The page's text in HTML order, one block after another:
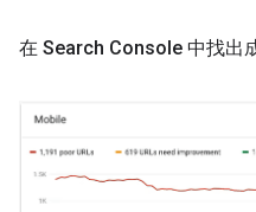
在 Search Console 中找出